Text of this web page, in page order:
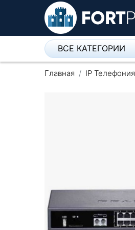
ВСЕ КАТЕГОРИИ
Микрофон
Роутеры, Wi-Fi
IP Телефония
Главная IP Телефония